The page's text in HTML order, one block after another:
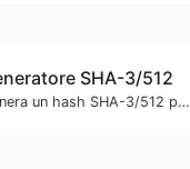
SHA-3/512
Genera un hash SHA-3/512 per qualsiasi input di stringa.